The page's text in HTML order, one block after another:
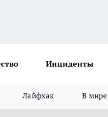
Инциденты
Лайфхак В мире